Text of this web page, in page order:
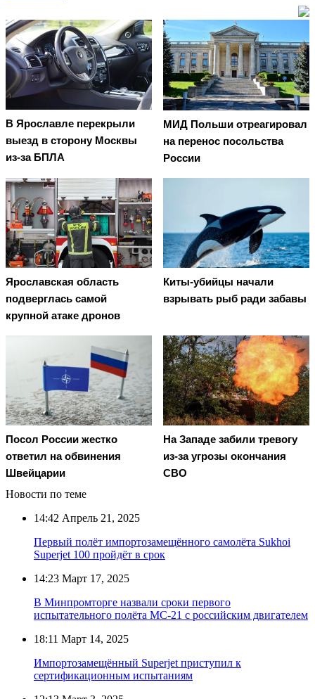
В Ярославле перекрыли
выезд в сторону Москвы
из-за БПЛА
МИД Польши отреагировал
на перенос посольства
России
Ярославская область
подверглась самой
крупной атаке дронов
Киты-убийцы начали
взрывать рыб ради забавы
Посол России жестко
ответил на обвинения
Швейцарии
На Западе забили тревогу
из-за угрозы окончания
СВО
Новости по теме
14:42 Апрель 21, 2025
Первый полёт импортозамещённого самолёта Sukhoi
Superjet 100 пройдёт в срок
14:23 Март 17, 2025
В Минпромторге назвали сроки первого
испытательного полёта МС-21 с российским двигателем
18:11 Март 14, 2025
Импортозамещённый Superjet приступил к
сертификационным испытаниям